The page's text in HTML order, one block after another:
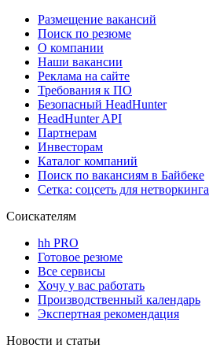
Размещение вакансий
Поиск по резюме
О компании
Наши вакансии
Реклама на сайте
Требования к ПО
Безопасный HeadHunter
HeadHunter API
Партнерам
Инвесторам
Каталог компаний
Поиск по вакансиям в Байбеке
Сетка: соцсеть для нетворкинга
Соискателям
hh PRO
Готовое резюме
Все сервисы
Хочу у вас работать
Производственный календарь
Экспертная рекомендация
Новости и статьи